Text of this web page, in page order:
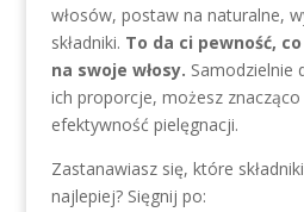
włosów, postaw na naturalne,
składniki. To da ci pewność,
na swoje włosy. Samodzielnie
ich proporcje, możesz znacząco
efektywność pielęgnacji.
Zastanawiasz się, które
najlepiej? Sięgnij po: